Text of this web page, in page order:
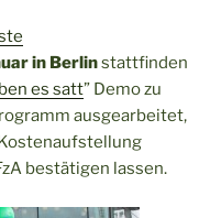
in Berlinstattfinden
es satt” Demo zu
ausgearbeitet,
bestätigen lassen.